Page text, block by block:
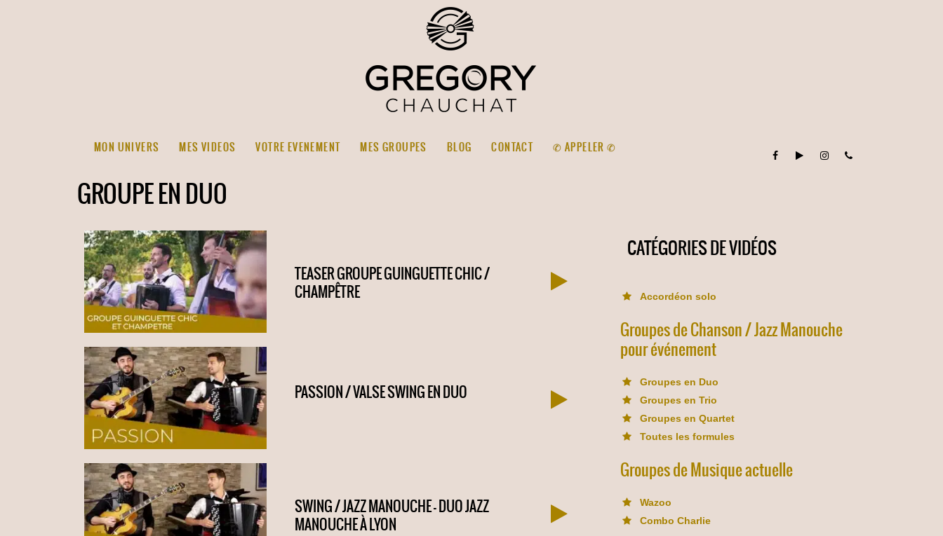
MON UNIVERS MES VIDEOS VOTRE EVENEMENT MES GROUPES BLOG CONTACT ✆ APPELER ✆
GROUPE EN DUO
TEASER GROUPE GUINGUETTE CHIC /
CHAMPÊTRE
PASSION / VALSE SWING EN DUO
SWING / JAZZ MANOUCHE – DUO JAZZ
MANOUCHE À LYON
CATÉGORIES DE VIDÉOS
Accordéon solo
Groupes de Chanson / Jazz Manouche
pour événement
Groupes en Duo
Groupes en Trio
Groupes en Quartet
Toutes les formules
Groupes de Musique actuelle
Wazoo
Combo Charlie